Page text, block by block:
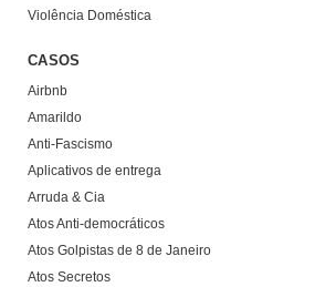
Violência Doméstica
CASOS
Airbnb
Amarildo
Anti-Fascismo
Aplicativos de entrega
Arruda & Cia
Atos Anti-democráticos
Atos Golpistas de 8 de Janeiro
Atos Secretos